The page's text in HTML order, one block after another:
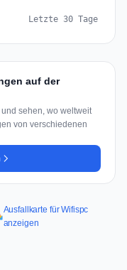
Letzte 30 Tage
auf der
sehen, wo weltweit
von verschiedenen
Ausfallkarte für Wifispc
anzeigen